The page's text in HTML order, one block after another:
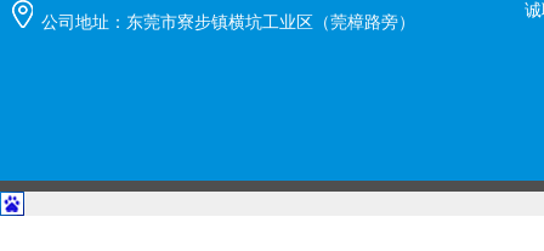
公司地址：东莞市寮步镇横坑工业区（莞樟路旁）